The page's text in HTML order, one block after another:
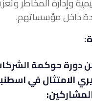
داخل مؤسساتهم.
دورة حوكمة
الامتثال في